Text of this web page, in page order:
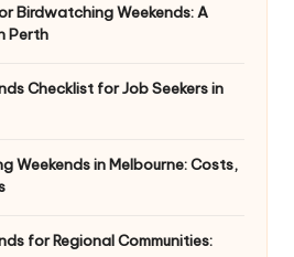
Birdwatching Weekends: A
Perth
Checklist for Job Seekers in
Weekends in Melbourne: Costs,
for Regional Communities: